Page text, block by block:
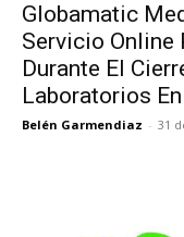
Globamatic
Servicio Online
Durante El
Laboratorios
Belén Garmendiaz - 31